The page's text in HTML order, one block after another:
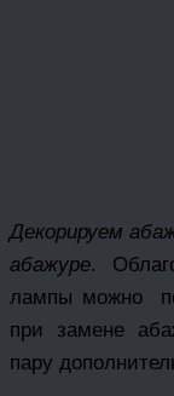
Декорируем
абажуре.
лампы можно
при замене
пару